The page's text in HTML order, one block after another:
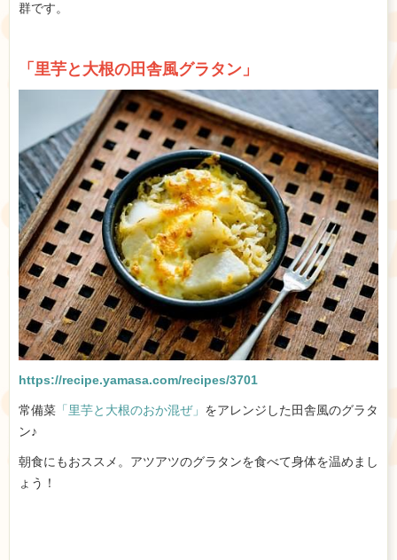
群です。
「里芋と大根の田舎風グラタン」
https://recipe.yamasa.com/recipes/3701
常備菜 「里芋と大根のおか混ぜ」 をアレンジした田舎風のグラタ
ン♪
朝食にもおススメ。アツアツのグラタンを食べて身体を温めまし
ょう！